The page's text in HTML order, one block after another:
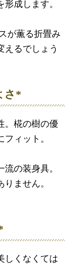
成します。
が薫る折畳み
えるでしょう
さ*
。椛の樹の優
ィット。
の装身具。
ません。
しくなくては